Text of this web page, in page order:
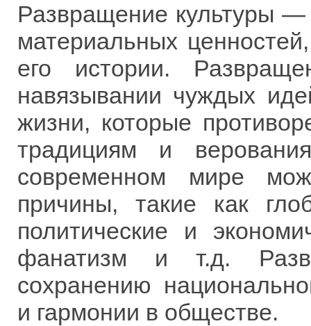
Развращение культуры —
материальных
его истории.
навязывании чуждых
жизни, которые
традициям и
современном мире
причины, такие как
политические и
фанатизм и т.д.
сохранению
и гармонии в обществе.